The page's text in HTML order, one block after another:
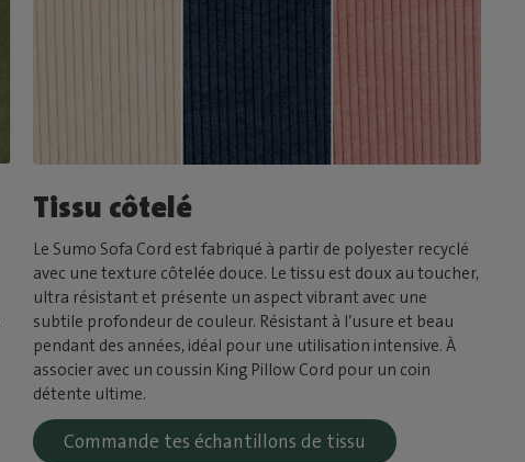
Tissu côtelé
Le Sumo Sofa Cord est fabriqué à partir de polyester recyclé
avec une texture côtelée douce. Le tissu est doux au toucher,
ultra résistant et présente un aspect vibrant avec une
subtile profondeur de couleur. Résistant à l’usure et beau
pendant des années, idéal pour une utilisation intensive. À
associer avec un coussin King Pillow Cord pour un coin
détente ultime.
Commande tes échantillons de tissu